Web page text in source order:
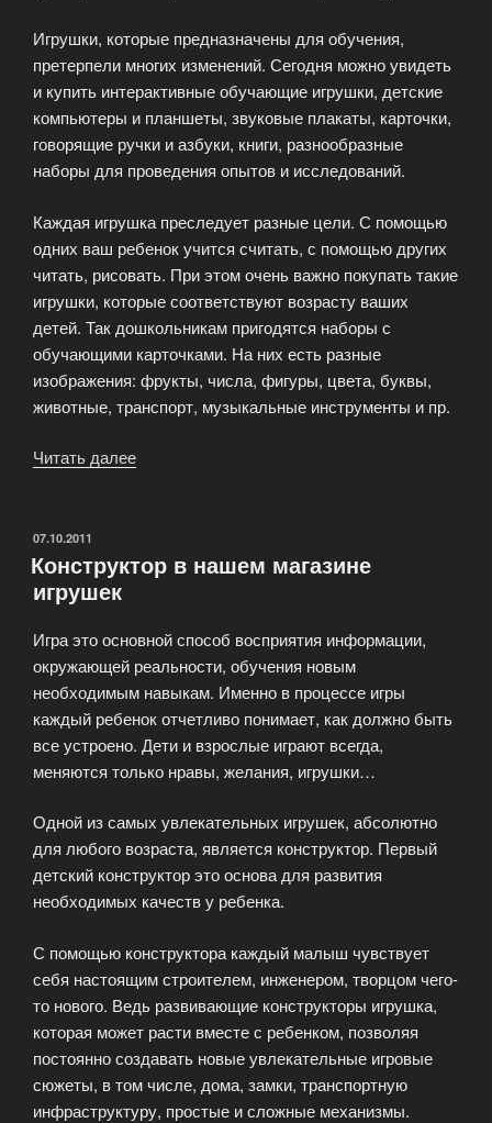
Игрушки, которые предназначены для обучения,
претерпели многих изменений. Сегодня можно увидеть
и купить интерактивные обучающие игрушки, детские
компьютеры и планшеты, звуковые плакаты, карточки,
говорящие ручки и азбуки, книги, разнообразные
наборы для проведения опытов и исследований.
Каждая игрушка преследует разные цели. С помощью
одних ваш ребенок учится считать, с помощью других
читать, рисовать. При этом очень важно покупать такие
игрушки, которые соответствуют возрасту ваших
детей. Так дошкольникам пригодятся наборы с
обучающими карточками. На них есть разные
изображения: фрукты, числа, фигуры, цвета, буквы,
животные, транспорт, музыкальные инструменты и пр.
Читать далее
ОПУБЛИКОВАНО
07.10.2011
Конструктор в нашем магазине
игрушек
Игра это основной способ восприятия информации,
окружающей реальности, обучения новым
необходимым навыкам. Именно в процессе игры
каждый ребенок отчетливо понимает, как должно быть
все устроено. Дети и взрослые играют всегда,
меняются только нравы, желания, игрушки…
Одной из самых увлекательных игрушек, абсолютно
для любого возраста, является конструктор. Первый
детский конструктор это основа для развития
необходимых качеств у ребенка.
С помощью конструктора каждый малыш чувствует
себя настоящим строителем, инженером, творцом чего-
то нового. Ведь развивающие конструкторы игрушка,
которая может расти вместе с ребенком, позволяя
постоянно создавать новые увлекательные игровые
сюжеты, в том числе, дома, замки, транспортную
инфраструктуру, простые и сложные механизмы.